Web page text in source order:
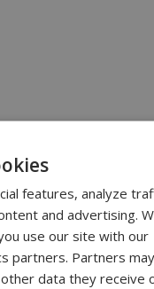
features, analyze
and advertising.
use our site with our
partners. Partners may
data they receive